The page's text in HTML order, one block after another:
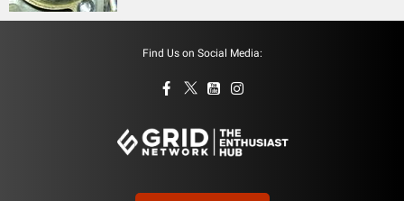
Find Us on Social Media: